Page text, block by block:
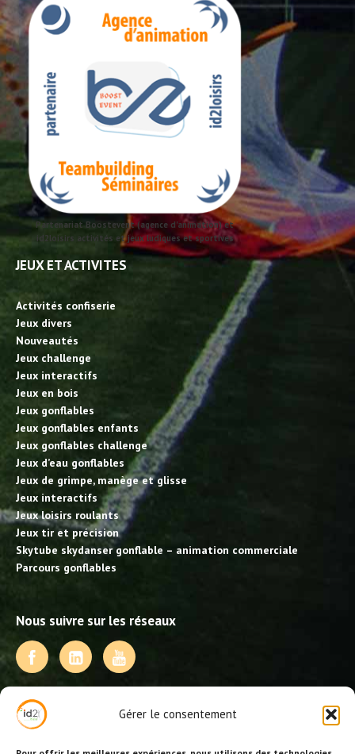
Gérer le consentement
Partenariat Boostevent (agence d'animation) et
id2loisirs activités et jeux ludiques et sportives
JEUX ET ACTIVITES
Activités confiserie
Jeux divers
Nouveautés
Jeux challenge
Jeux interactifs
Jeux en bois
Jeux gonflables
Jeux gonflables enfants
Jeux gonflables challenge
Jeux d’eau gonflables
Jeux de grimpe, manège et glisse
Jeux interactifs
Jeux loisirs roulants
Jeux tir et précision
Skytube skydanser gonflable – animation commerciale
Parcours gonflables
Nous suivre sur les réseaux
NOS PRESTATIONS
Activités, jeux et animations BDE
Animations événementielles